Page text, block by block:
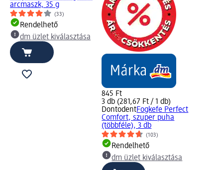
arcmaszk, 35 g
(33)
Rendelhető
dm üzlet kiválasztása
845 Ft
3 db (281,67 Ft / 1 db)
DontodentFogkefe Perfect
Comfort, szuper puha
(többféle), 3 db
(103)
Rendelhető
dm üzlet kiválasztása